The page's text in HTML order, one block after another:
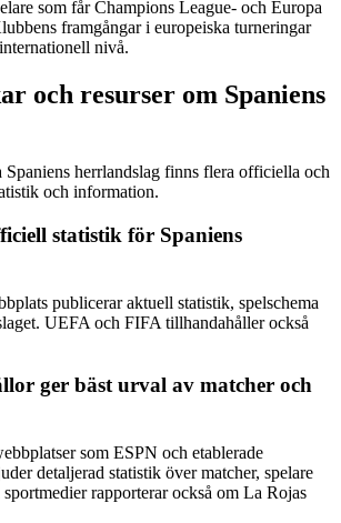
som får Champions League- och Europa
framgångar i europeiska turneringar
nivå.
och resurser om Spaniens
herrlandslag finns flera officiella och
och information.
statistik för Spaniens
publicerar aktuell statistik, spelschema
UEFA och FIFA tillhandahåller också
ger bäst urval av matcher och
som ESPN och etablerade
detaljerad statistik över matcher, spelare
rapporterar också om La Rojas